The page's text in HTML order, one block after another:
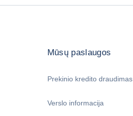
Mūsų paslaugos
Prekinio kredito draudimas
Verslo informacija